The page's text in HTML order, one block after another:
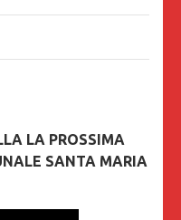
LA PROSSIMA
SANTA MARIA